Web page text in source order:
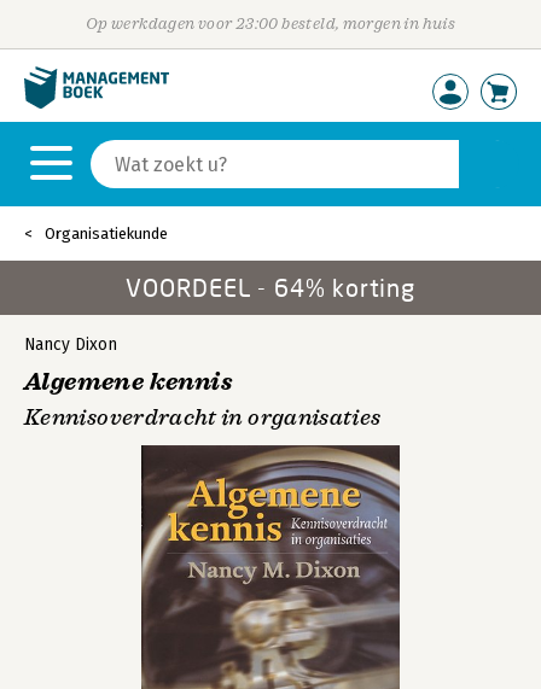
Op werkdagen voor 23:00 besteld, morgen in huis
Organisatiekunde
VOORDEEL - 64% korting
Nancy Dixon
Algemene kennis
Kennisoverdracht in organisaties